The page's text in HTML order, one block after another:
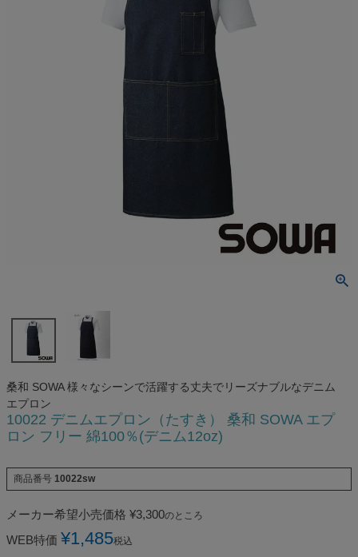
桑和 SOWA 様々なシーンで活躍する丈夫でリーズナブルなデニム
エプロン
10022 デニムエプロン（たすき） 桑和 SOWA エプ
ロン フリー 綿100％(デニム12oz)
商品番号 10022sw
メーカー希望小売価格 ¥3,300のところ
WEB特価 ¥1,485税込